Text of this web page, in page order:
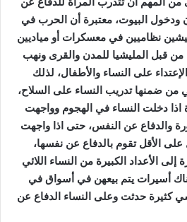
البيوت، معتبرة أن الحرب في
نظاميين في معسكرات أو مياديين
قبل المليشيا للمدن والقرى ونهب
على النساء والأطفال، لذلك
من ضمنها تدريب النساء على السلاح،
اذا دخلت النساء في الهجوم وواجهت
والدفاع عن النفس، حتى اذا واجهت
على الأقل تقوم بالدفاع عن نفسها،
إلى الأعداد الكبيرة من النساء اللائي
أسيرات يتم بيعهن في أسواق في
كثيرة حدثت وعلى النساء الدفاع عن